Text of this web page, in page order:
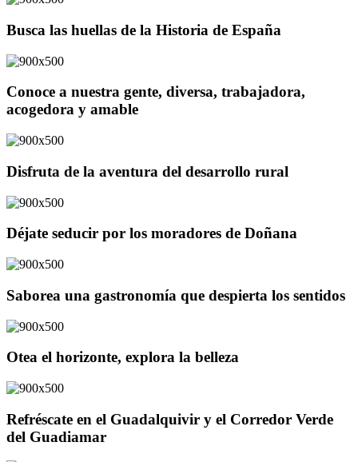
Busca las huellas de la Historia de España
Conoce a nuestra gente, diversa, trabajadora,
acogedora y amable
Disfruta de la aventura del desarrollo rural
Déjate seducir por los moradores de Doñana
Saborea una gastronomía que despierta los sentidos
Otea el horizonte, explora la belleza
Refréscate en el Guadalquivir y el Corredor Verde
del Guadiamar